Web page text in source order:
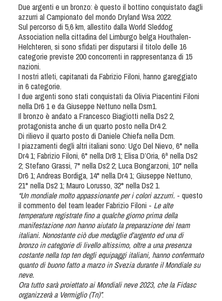
Due argenti e un bronzo: è questo il bottino conquistato dagli
azzurri al Campionato del mondo Dryland Wsa 2022.
Sul percorso di 5,6 km, allestito dalla World Sleddog
Association nella cittadina del Limburgo belga Houthalen-
Helchteren, si sono sfidati per disputarsi il titolo delle 16
categorie previste 200 concorrenti in rappresentanza di 15
nazioni.
I nostri atleti, capitanati da Fabrizio Filoni, hanno gareggiato
in 6 categorie.
I due argenti sono stati conquistati da Olivia Piacentini Filoni
nella Dr6 1 e da Giuseppe Nettuno nella Dsm1.
Il bronzo è andato a Francesco Biagiotti nella Ds2 2,
protagonista anche di un quarto posto nella Dr4 2.
Di rilievo il quarto posto di Daniele Chiefa nella Dcm.
I piazzamenti degli altri italiani sono: Ugo Del Nievo, 6° nella
Dr4 1; Fabrizio Filoni, 6° nella Dr8 1; Elisa D’Oria, 6ª nella Ds2
2; Stefano Grassi, 7° nella Ds2 2; Luca Bongarzoni, 10° nella
Dr6 1; Andreas Bordiga, 14° nella Dr4 1; Giuseppe Nettuno,
21° nella Ds2 1; Mauro Lorusso, 32° nella Ds2 1.
“Un mondiale molto appassionante per i colori azzurri. - questo
il commento del team leader Fabrizio Filoni - Le alte
temperature registrate fino a qualche giorno prima della
manifestazione non hanno aiutato la preparazione dei team
italiani. Nonostante ciò due medaglie d’argento ed una di
bronzo in categorie di livello altissimo, oltre a una presenza
costante nella top ten degli equipaggi italiani, hanno confermato
quanto di buono fatto a marzo in Svezia durante il Mondiale su
neve.
Ora tutto sarà proiettato ai Mondiali neve 2023, che la Fidasc
organizzerà a Vermiglio (Tn)”.
Guida Locandine Ufficiali
Tiro di Campagna
English e Training Sporting
Tiro con l'arco da caccia
Field Target
Paintball
Softair
Cinofilia Sportiva
Agility
DiscDog
Dog Trail